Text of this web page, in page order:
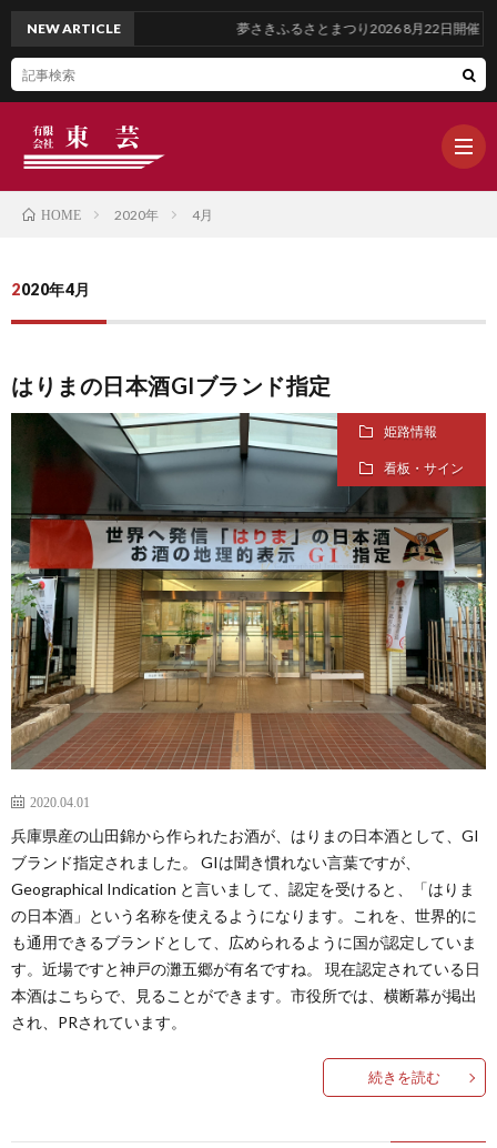
ー
ブ
NEW ARTICLE 夢さきふるさとまつり2026 8月22日開催
HOME 2020年 4月
2020年4月
はりまの日本酒GIブランド指定
姫路情報
看板・サイン
2020.04.01
兵庫県産の山田錦から作られたお酒が、はりまの日本酒として、GI
ブランド指定されました。 GIは聞き慣れない言葉ですが、
Geographical Indication と言いまして、認定を受けると、「はりま
の日本酒」という名称を使えるようになります。これを、世界的に
も通用できるブランドとして、広められるように国が認定していま
す。近場ですと神戸の灘五郷が有名ですね。 現在認定されている日
本酒はこちらで、見ることができます。市役所では、横断幕が掲出
され、PRされています。
続きを読む